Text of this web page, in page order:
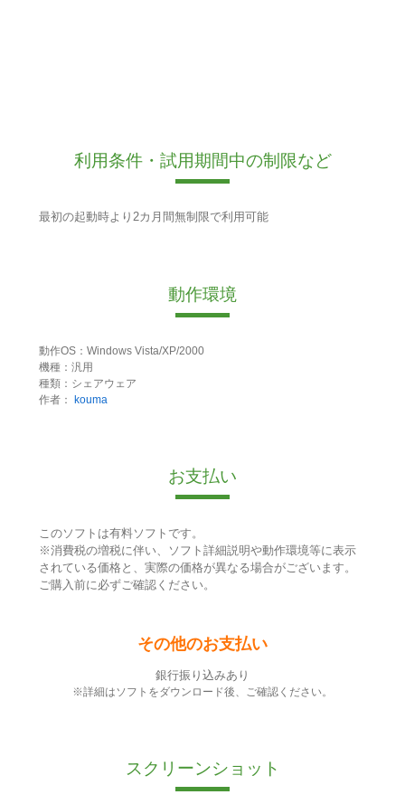
利用条件・試用期間中の制限など
最初の起動時より2カ月間無制限で利用可能
動作環境
動作OS：Windows Vista/XP/2000
機種：汎用
種類：シェアウェア
作者： kouma
お支払い
このソフトは有料ソフトです。
※消費税の増税に伴い、ソフト詳細説明や動作環境等に表示
されている価格と、実際の価格が異なる場合がございます。
ご購入前に必ずご確認ください。
その他のお支払い
銀行振り込みあり
※詳細はソフトをダウンロード後、ご確認ください。
スクリーンショット